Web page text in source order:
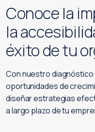
Conoce la
la
éxito de tu
Con nuestro
oportunidades de
diseñar estrategias
a largo plazo de tu